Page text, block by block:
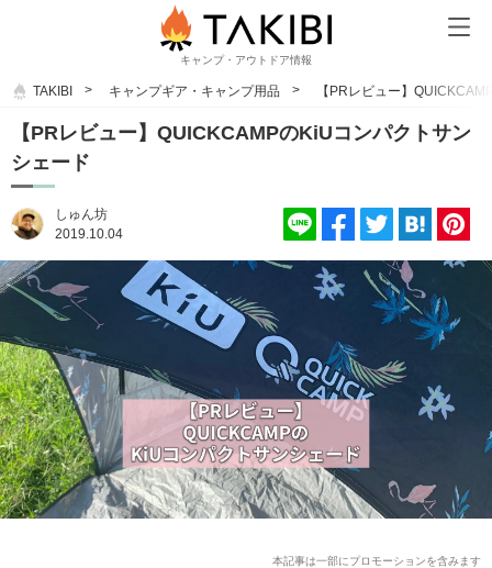
キャンプ・アウトドア情報
TAKIBI キャンプギア・キャンプ用品 【PRレビュー】
【PRレビュー】QUICKCAMPのKiUコンパクトサン
シェード
しゅん坊
2019.10.04
本記事は一部にプロモーションを含みます